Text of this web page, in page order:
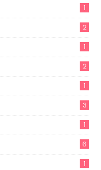
1
2
1
2
1
3
1
6
1